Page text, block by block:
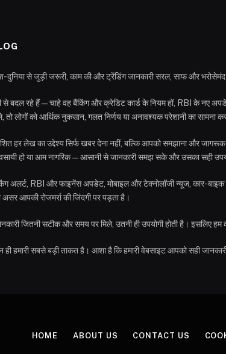
दुनिया से जुड़ी जरूरी, काम की और ट्रेंडिंग जानकारी सरल, साफ और
बदल रहे हैं—चाहे वह बैंकिंग और क्रेडिट कार्ड के नियम हों, RBI के नए
तो लोगों को आर्थिक नुकसान, गलत निर्णय या अनावश्यक परेशानी का
हर लेख का उद्देश्य सिर्फ खबर देना नहीं, बल्कि आपको समझाना और
हो या आम नागरिक—आसानी से जानकारी समझ सके और उसका सही
अलर्ट, RBI और फाइनेंस अपडेट, मोबाइल और टेक्नोलॉजी न्यूज, कार-
असर आपकी रोजमर्रा की जिंदगी पर पड़ता है।
जितनी सटीक और समय पर मिले, उतनी ही उपयोगी होती है। इसलिए
ही हमारी सबसे बड़ी ताकत है। आशा है कि हमारी वेबसाइट आपको सही
HOME ABOUT US CONTACT US